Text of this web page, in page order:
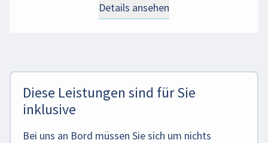
Details ansehen
Diese Leistungen sind für Sie
inklusive
Bei uns an Bord müssen Sie sich um nichts